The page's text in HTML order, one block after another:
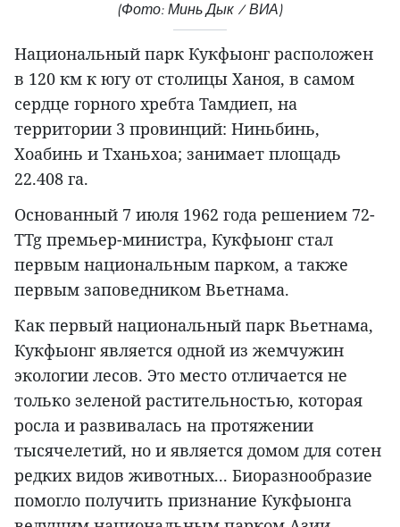
(Фото: Минь Дык / ВИА)
Национальный парк Кукфыонг расположен
в 120 км к югу от столицы Ханоя, в самом
сердце горного хребта Тамдиеп, на
территории 3 провинций: Ниньбинь,
Хоабинь и Тханьхоа; занимает площадь
22.408 га.
Основанный 7 июля 1962 года решением 72-
TTg премьер-министра, Кукфыонг стал
первым национальным парком, а также
первым заповедником Вьетнама.
Как первый национальный парк Вьетнама,
Кукфыонг является одной из жемчужин
экологии лесов. Это место отличается не
только зеленой растительностью, которая
росла и развивалась на протяжении
тысячелетий, но и является домом для сотен
редких видов животных... Биоразнообразие
помогло получить признание Кукфыонга